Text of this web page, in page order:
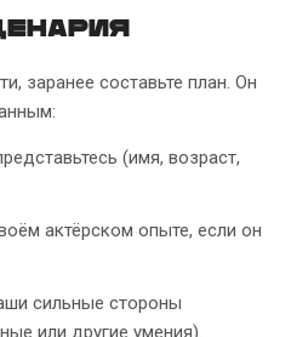
заранее составьте план. Он
(имя, возраст,
актёрском опыте, если он
сильные стороны
или другие умения).